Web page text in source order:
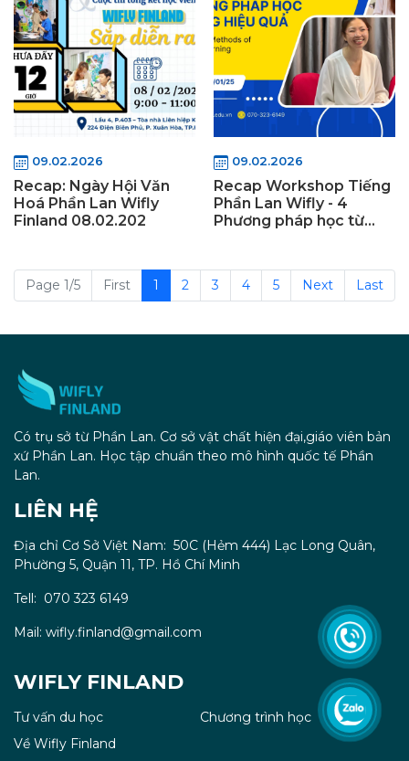
09.02.2026
Recap: Ngày Hội Văn
Hoá Phần Lan Wifly
Finland 08.02.202
09.02.2026
Recap Workshop Tiếng
Phần Lan Wifly - 4
Phương pháp học từ
Page 1/5 First 1 2 3 4 5 Next Last
Có trụ sở từ Phần Lan. Cơ sở vật chất hiện đại,giáo viên bản
xứ Phần Lan. Học tập chuẩn theo mô hình quốc tế Phần
Lan.
LIÊN HỆ
Địa chỉ Cơ Sở Việt Nam: 50C (Hẻm 444) Lạc Long Quân,
Phường 5, Quận 11, TP. Hồ Chí Minh
Tell: 070 323 6149
Mail: wifly.finland@gmail.com
WIFLY FINLAND
Tư vấn du học
Chương trình học
Về Wifly Finland